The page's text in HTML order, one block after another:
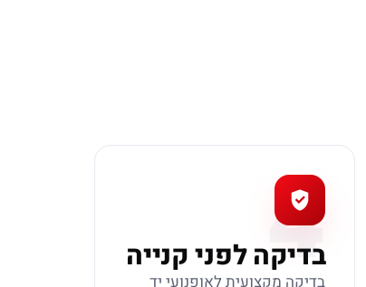
4
בדיקה לפני קנייה
בדיקה מקצועית לאופנועי יד